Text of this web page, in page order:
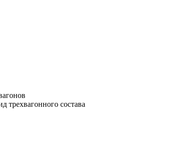
трехвагонного состава